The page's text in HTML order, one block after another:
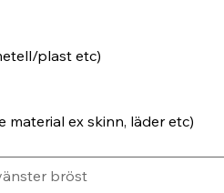
plast etc)
material ex skinn, läder etc)